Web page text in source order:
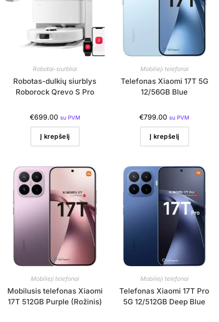
Robotai-siurbliai
Robotas-dulkių siurblys
Roborock Qrevo S Pro
€699.00 su PVM
Į krepšelį
Mobilieji telefonai
Telefonas Xiaomi 17T 5G
12/56GB Blue
€799.00 su PVM
Į krepšelį
Mobilieji telefonai
Mobilusis telefonas Xiaomi
17T 512GB Purple (Rožinis)
Mobilieji telefonai
Telefonas Xiaomi 17T Pro
5G 12/512GB Deep Blue